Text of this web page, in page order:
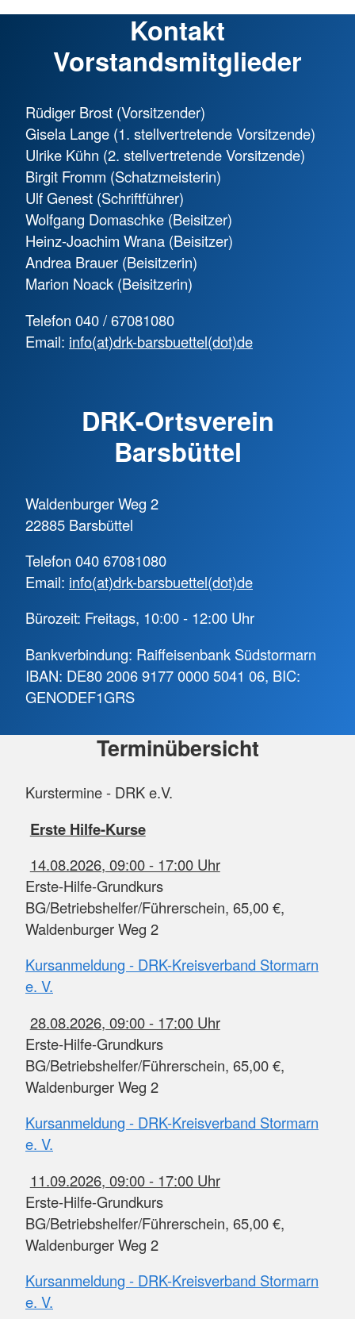
Kontakt
Vorstandsmitglieder
Rüdiger Brost (Vorsitzender)
Gisela Lange (1. stellvertretende Vorsitzende)
Ulrike Kühn (2. stellvertretende Vorsitzende)
Birgit Fromm (Schatzmeisterin)
Ulf Genest (Schriftführer)
Wolfgang Domaschke (Beisitzer)
Heinz-Joachim Wrana (Beisitzer)
Andrea Brauer (Beisitzerin)
Marion Noack (Beisitzerin)
Telefon 040 / 67081080
Email: info(at)drk-barsbuettel(dot)de
DRK-Ortsverein
Barsbüttel
Waldenburger Weg 2
22885 Barsbüttel
Telefon 040 67081080
Email: info(at)drk-barsbuettel(dot)de
Bürozeit: Freitags, 10:00 - 12:00 Uhr
Bankverbindung: Raiffeisenbank Südstormarn
IBAN: DE80 2006 9177 0000 5041 06, BIC:
GENODEF1GRS
Terminübersicht
Kurstermine - DRK e.V.
Erste Hilfe-Kurse
14.08.2026, 09:00 - 17:00 Uhr
Erste-Hilfe-Grundkurs
BG/Betriebshelfer/Führerschein, 65,00 €,
Waldenburger Weg 2
Kursanmeldung - DRK-Kreisverband Stormarn
e. V.
28.08.2026, 09:00 - 17:00 Uhr
Erste-Hilfe-Grundkurs
BG/Betriebshelfer/Führerschein, 65,00 €,
Waldenburger Weg 2
Kursanmeldung - DRK-Kreisverband Stormarn
e. V.
11.09.2026, 09:00 - 17:00 Uhr
Erste-Hilfe-Grundkurs
BG/Betriebshelfer/Führerschein, 65,00 €,
Waldenburger Weg 2
Kursanmeldung - DRK-Kreisverband Stormarn
e. V.